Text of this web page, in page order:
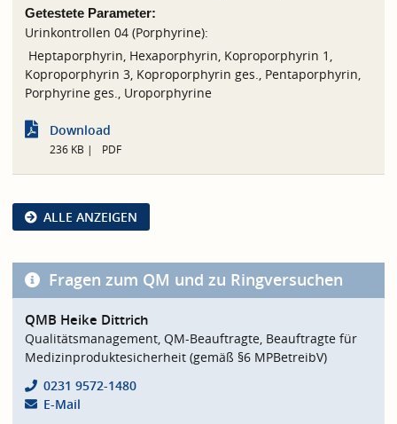
Getestete Parameter:
Urinkontrollen 04 (Porphyrine):
Heptaporphyrin, Hexaporphyrin, Koproporphyrin 1,
Koproporphyrin 3, Koproporphyrin ges., Pentaporphyrin,
Porphyrine ges., Uroporphyrine
Download
236 KB PDF
ALLE ANZEIGEN
Fragen zum QM und zu Ringversuchen
QMB Heike Dittrich
Qualitätsmanagement, QM-Beauftragte, Beauftragte für
Medizinproduktesicherheit (gemäß §6 MPBetreibV)
0231 9572-1480
E-Mail